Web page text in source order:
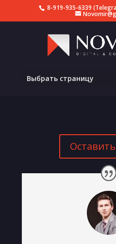
8-919-935-6339
Выбрать страницу